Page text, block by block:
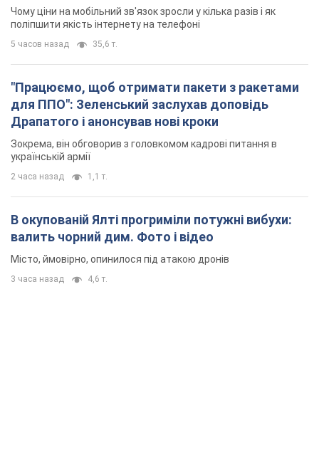
Чому ціни на мобільний зв'язок зросли у кілька разів і як
поліпшити якість інтернету на телефоні
5 часов назад 35,6 т.
"Працюємо, щоб отримати пакети з ракетами
для ППО": Зеленський заслухав доповідь
Драпатого і анонсував нові кроки
Зокрема, він обговорив з головкомом кадрові питання в
українській армії
2 часа назад 1,1 т.
В окупованій Ялті прогриміли потужні вибухи:
валить чорний дим. Фото і відео
Місто, ймовірно, опинилося під атакою дронів
3 часа назад 4,6 т.